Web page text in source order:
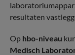
resultaten
Op hbo-niveau
Medisch